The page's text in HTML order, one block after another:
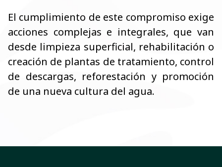
El cumplimiento de este compromiso exige
acciones complejas e integrales, que van
desde limpieza superficial, rehabilitación o
creación de plantas de tratamiento, control
de descargas, reforestación y promoción
de una nueva cultura del agua.